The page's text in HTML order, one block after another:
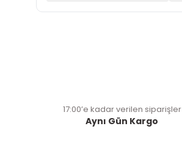
17:00’e kadar verilen siparişler
Aynı Gün Kargo